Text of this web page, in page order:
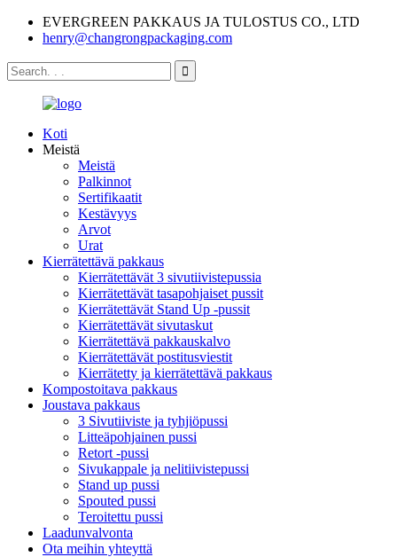
EVERGREEN PAKKAUS JA TULOSTUS CO., LTD
henry@changrongpackaging.com
Koti
Meistä
Meistä
Palkinnot
Sertifikaatit
Kestävyys
Arvot
Urat
Kierrätettävä pakkaus
Kierrätettävät 3 sivutiivistepussia
Kierrätettävät tasapohjaiset pussit
Kierrätettävät Stand Up -pussit
Kierrätettävät sivutaskut
Kierrätettävä pakkauskalvo
Kierrätettävät postitusviestit
Kierrätetty ja kierrätettävä pakkaus
Kompostoitava pakkaus
Joustava pakkaus
3 Sivutiiviste ja tyhjiöpussi
Litteäpohjainen pussi
Retort -pussi
Sivukappale ja nelitiivistepussi
Stand up pussi
Spouted pussi
Teroitettu pussi
Laadunvalvonta
Ota meihin yhteyttä